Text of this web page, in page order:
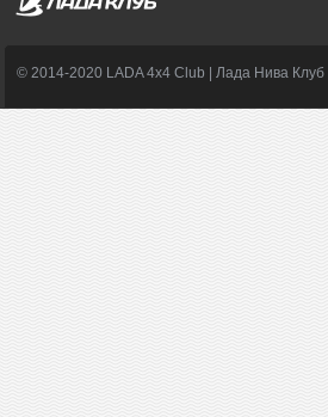
© 2014-2020 LADA 4x4 Club | Лада Нива Клуб |